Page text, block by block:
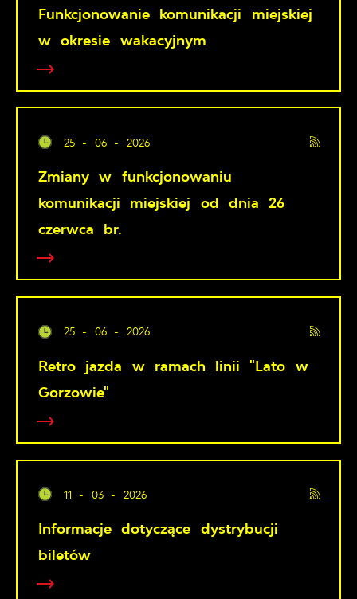
Funkcjonowanie komunikacji miejskiej
w okresie wakacyjnym
25 - 06 - 2026
Zmiany w funkcjonowaniu
komunikacji miejskiej od dnia 26
czerwca br.
25 - 06 - 2026
Retro jazda w ramach linii "Lato w
Gorzowie"
11 - 03 - 2026
Informacje dotyczące dystrybucji
biletów